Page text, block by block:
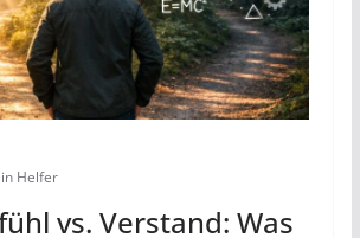
Helfer
vs. Verstand: Was